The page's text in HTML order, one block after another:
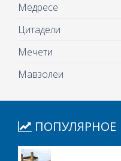
Медресе
Цитадели
Мечети
Мавзолеи
ПОПУЛЯРНОЕ